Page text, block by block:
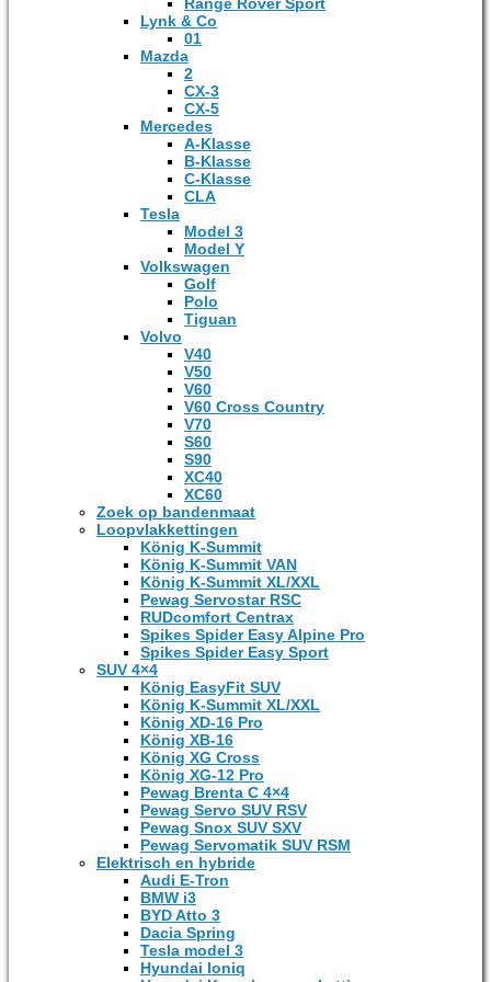
Lynk & Co
01
Mazda
2
CX-3
CX-5
Mercedes
A-Klasse
B-Klasse
C-Klasse
CLA
Tesla
Model 3
Model Y
Volkswagen
Golf
Polo
Tiguan
Volvo
V40
V50
V60
V60 Cross Country
V70
S60
S90
XC40
XC60
Zoek op bandenmaat
Loopvlakkettingen
König K-Summit
König K-Summit VAN
König K-Summit XL/XXL
Pewag Servostar RSC
RUDcomfort Centrax
Spikes Spider Easy Alpine Pro
Spikes Spider Easy Sport
SUV 4×4
König EasyFit SUV
König K-Summit XL/XXL
König XD-16 Pro
König XB-16
König XG Cross
König XG-12 Pro
Pewag Brenta C 4×4
Pewag Servo SUV RSV
Pewag Snox SUV SXV
Pewag Servomatik SUV RSM
Elektrisch en hybride
Audi E-Tron
BMW i3
BYD Atto 3
Dacia Spring
Tesla model 3
Hyundai Ioniq